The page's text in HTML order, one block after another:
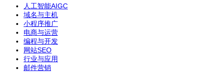
人工智能AIGC
域名与主机
小程序推广
电商与运营
编程与开发
网站SEO
行业与应用
邮件营销